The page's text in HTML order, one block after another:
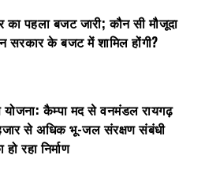
का पहला बजट जारी; कौन सी मौजूदा
सरकार के बजट में शामिल होंगी?
योजना: कैम्पा मद से वनमंडल रायगढ़
से अधिक भू-जल संरक्षण संबंधी
रहा निर्माण